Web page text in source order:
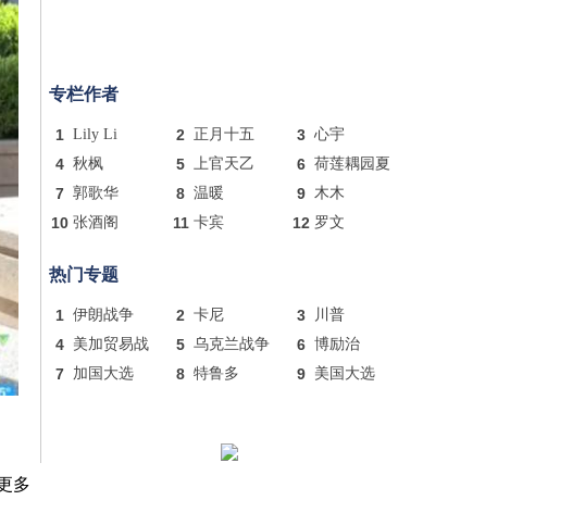
多
专栏作者
1 Lily Li 2 正月十五 3 心宇
4 秋枫 5 上官天乙 6 荷莲耦园夏
7 郭歌华 8 温暖 9 木木
10 张酒阁 11 卡宾 12 罗文
热门专题
1 伊朗战争 2 卡尼 3 川普
4 美加贸易战 5 乌克兰战争 6 博励治
7 加国大选 8 特鲁多 9 美国大选